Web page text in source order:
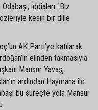
iddiaları "Biz
kesin bir dille
AK Parti’ye katılarak
elinden takmasıyla
Mansur Yavaş,
ardından Haymana ile
bu süreçte yola Mansur